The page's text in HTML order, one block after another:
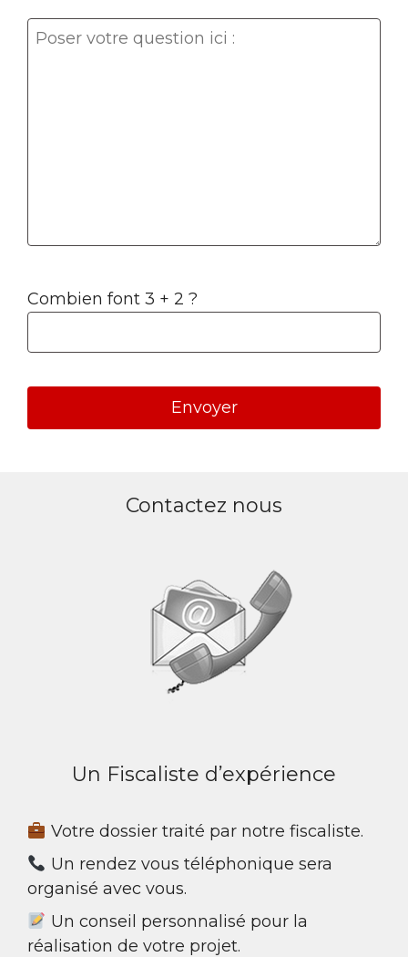
Combien font 3 + 2 ?
Contactez nous
Un Fiscaliste d’expérience
Votre dossier traité par notre fiscaliste.
Un rendez vous téléphonique sera
organisé avec vous.
Un conseil personnalisé pour la
réalisation de votre projet.